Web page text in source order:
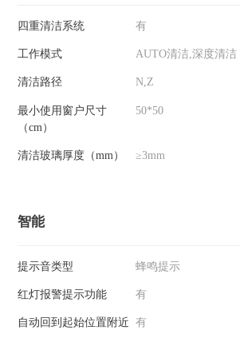
四重清洁系统 有
工作模式 AUTO清洁,深度清洁
清洁路径 N,Z
最小使用窗户尺寸
（cm）
50*50
清洁玻璃厚度（mm） ≥3mm
智能
提示音类型 蜂鸣提示
红灯报警提示功能 有
自动回到起始位置附近 有